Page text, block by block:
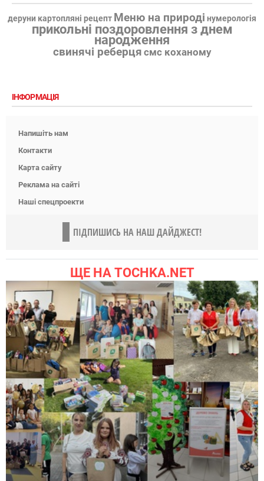
деруни картопляні рецепт Меню на природі нумерологія
прикольні поздоровлення з днем
народження
свинячі реберця смс коханому
ІНФОРМАЦІЯ
Напишіть нам
Контакти
Карта сайту
Реклама на сайті
Наші спецпроекти
ПІДПИШИСЬ НА НАШ ДАЙДЖЕСТ!
ЩЕ НА TOCHKA.NET